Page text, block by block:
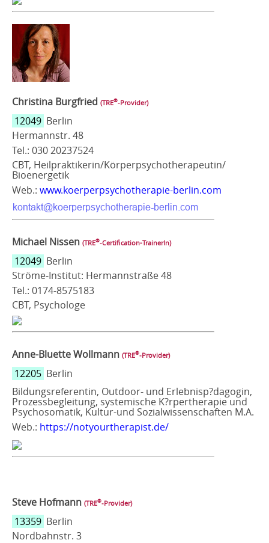
Christina Burgfried (TRE®‑Provider)
12049 Berlin
Hermannstr. 48
Tel.: 030 20237524
CBT, Heilpraktikerin/Körperpsychotherapeutin/
Bioenergetik
Web.: www.koerperpsychotherapie-berlin.com
Michael Nissen (TRE®‑Certification-TrainerIn)
12049 Berlin
Ströme-Institut: Hermannstraße 48
Tel.: 0174-8575183
CBT, Psychologe
Anne-Bluette Wollmann (TRE®‑Provider)
12205 Berlin
Bildungsreferentin, Outdoor- und Erlebnisp?dagogin,
Prozessbegleitung, systemische K?rpertherapie und
Psychosomatik, Kultur-und Sozialwissenschaften M.A.
Web.: https://notyourtherapist.de/
Steve Hofmann (TRE®‑Provider)
13359 Berlin
Nordbahnstr. 3